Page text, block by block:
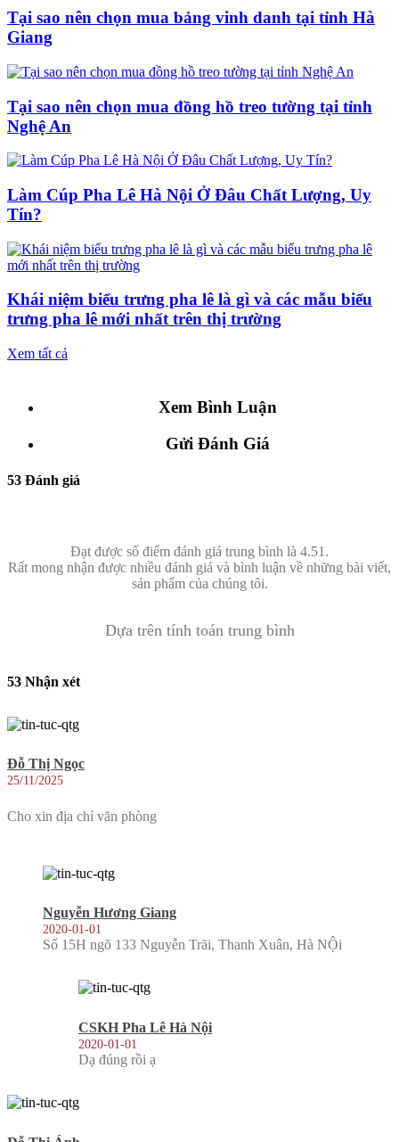
Tại sao nên chọn mua bảng vinh danh tại tỉnh Hà
Giang
Tại sao nên chọn mua đồng hồ treo tường tại tỉnh
Nghệ An
Làm Cúp Pha Lê Hà Nội Ở Đâu Chất Lượng, Uy
Tín?
Khái niệm biểu trưng pha lê là gì và các mẫu biểu
trưng pha lê mới nhất trên thị trường
Xem tất cả
Xem Bình Luận
Gửi Đánh Giá
53 Đánh giá
Đạt được số điểm đánh giá trung bình là 4.51.
Rất mong nhận được nhiều đánh giá và bình luận về những bài viết,
sản phẩm của chúng tôi.
Dựa trên tính toán trung bình
53 Nhận xét
Đỗ Thị Ngọc
25/11/2025
Cho xin địa chỉ văn phòng
Nguyễn Hương Giang
2020-01-01
Số 15H ngõ 133 Nguyễn Trãi, Thanh Xuân, Hà NỘi
CSKH Pha Lê Hà Nội
2020-01-01
Dạ đúng rồi ạ